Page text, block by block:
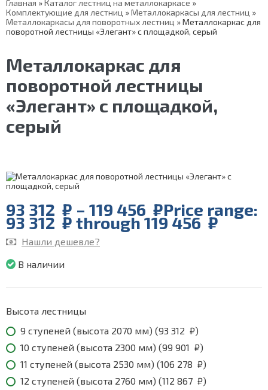
Главная »Каталог лестниц на металлокаркасе »
Комплектующие для лестниц »Металлокаркасы для лестниц »
Металлокаркасы для поворотных лестниц »Металлокаркас для
поворотной лестницы «Элегант» с площадкой, серый
Металлокаркас для
поворотной лестницы
«Элегант» с площадкой,
серый
93 312 ₽ – 119 456 ₽Price range:
93 312 ₽ through 119 456 ₽
Нашли дешевле?
В наличии
Высота лестницы
9 ступеней (высота 2070 мм) (93 312 ₽)
10 ступеней (высота 2300 мм) (99 901 ₽)
11 ступеней (высота 2530 мм) (106 278 ₽)
12 ступеней (высота 2760 мм) (112 867 ₽)